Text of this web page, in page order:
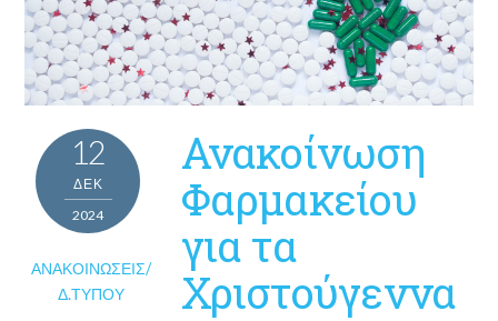
12
ΔΕΚ
2024
ΑΝΑΚΟΙΝΏΣΕΙΣ/
Δ.ΤΎΠΟΥ
Ανακοίνωση
Φαρμακείου
για τα
Χριστούγεννα